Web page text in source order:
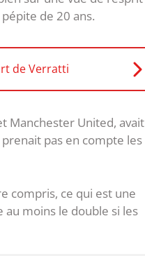
de 20 ans.
de Verratti
Manchester United, avait
pas en compte les
compris, ce qui est une
au moins le double si les